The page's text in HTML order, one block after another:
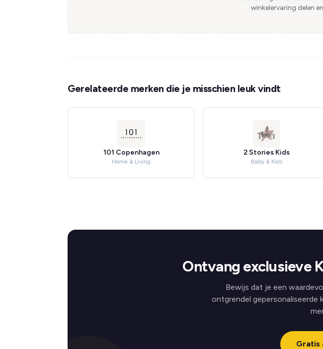
winkelervaring delen
Gerelateerde merken die je misschien leuk vindt
101 Copenhagen
Home & Living
2 Stories Kids
Baby & Kids
Ontvang exclusieve
Bewijs dat je een
ontgrendel gepersonaliseerde
Gratis